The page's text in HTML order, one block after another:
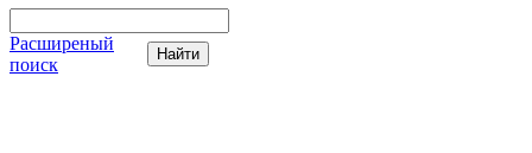
Расширеный
поиск